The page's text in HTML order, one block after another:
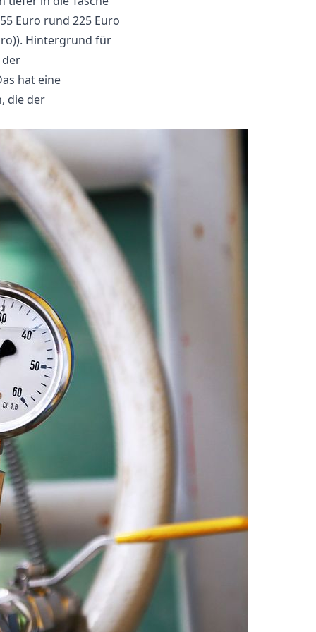
Euro rund 225 Euro
Hintergrund für
der
hat eine
die der